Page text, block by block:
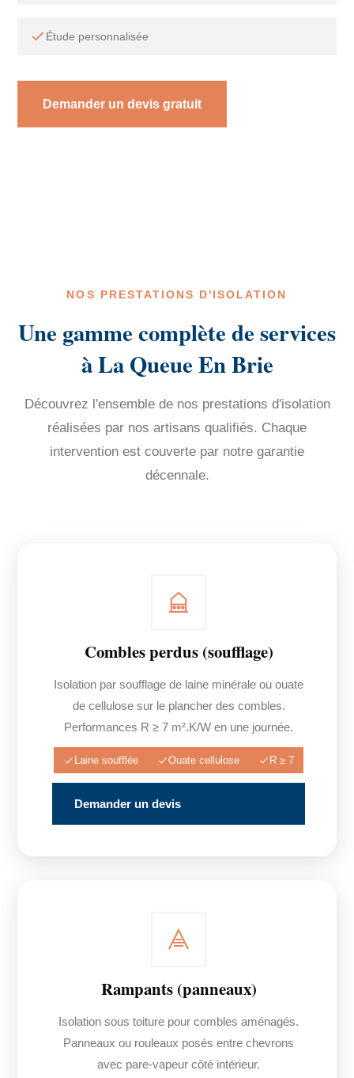
Étude personnalisée
Demander un devis gratuit
NOS PRESTATIONS D'ISOLATION
Une gamme complète de services
à La Queue En Brie
Découvrez l'ensemble de nos prestations d'isolation
réalisées par nos artisans qualifiés. Chaque
intervention est couverte par notre garantie
décennale.
Combles perdus (soufflage)
Isolation par soufflage de laine minérale ou ouate
de cellulose sur le plancher des combles.
Performances R ≥ 7 m².K/W en une journée.
Laine soufflée Ouate cellulose R ≥ 7
Demander un devis
Rampants (panneaux)
Isolation sous toiture pour combles aménagés.
Panneaux ou rouleaux posés entre chevrons
avec pare-vapeur côté intérieur.